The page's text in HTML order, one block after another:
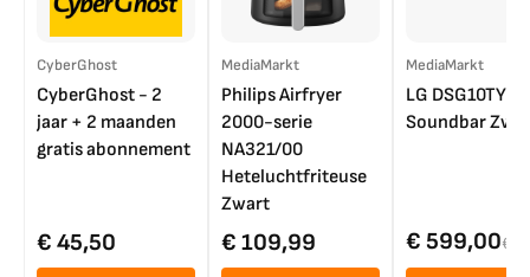
CyberGhost
CyberGhost - 2
jaar + 2 maanden
gratis abonnement
€ 45,50
MediaMarkt
Philips Airfryer
2000-serie
NA321/00
Heteluchtfriteuse
Zwart
€ 109,99
MediaMarkt
LG DSG10TY
Soundbar
€ 599,00€